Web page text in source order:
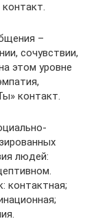
–
сочувствии,
этом уровне
контакт.
людей:
контактная;